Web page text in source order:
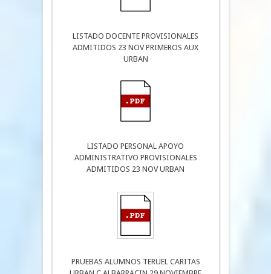
LISTADO DOCENTE PROVISIONALES
ADMITIDOS 23 NOV PRIMEROS AUX
URBAN
LISTADO PERSONAL APOYO
ADMINISTRATIVO PROVISIONALES
ADMITIDOS 23 NOV URBAN
PRUEBAS ALUMNOS TERUEL CARITAS